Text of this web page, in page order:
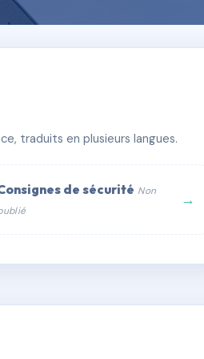
traduits en plusieurs langues.
de sécurité Non
→